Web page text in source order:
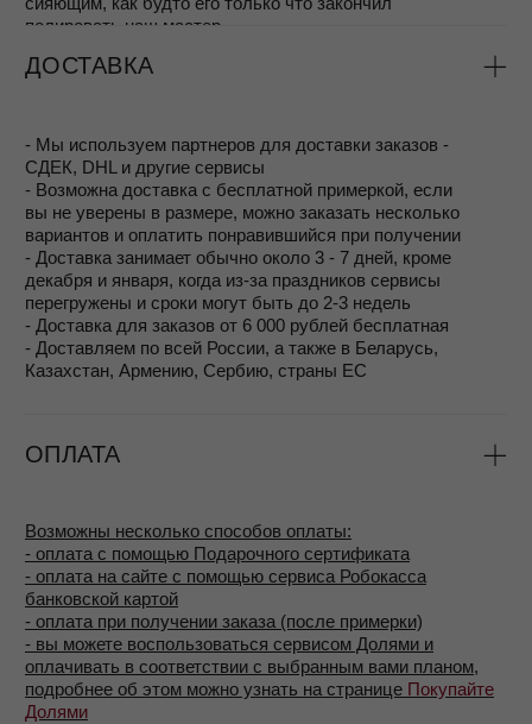
При необходимости выполняетсяперепокрытие
(серебрение или позолота), чтобы обновить
Стоимость таких услуг рассчитывается по
тарифам ювелирного производства и зависит от
украшения MOSSA в их первозданной красоте.
ЭТО УКРАШЕНИЕ
ДОСТУПНО В ДРУГИХ
ЦВЕТАХ
БОЛЬШЕ ПРЕКРАСНОГО